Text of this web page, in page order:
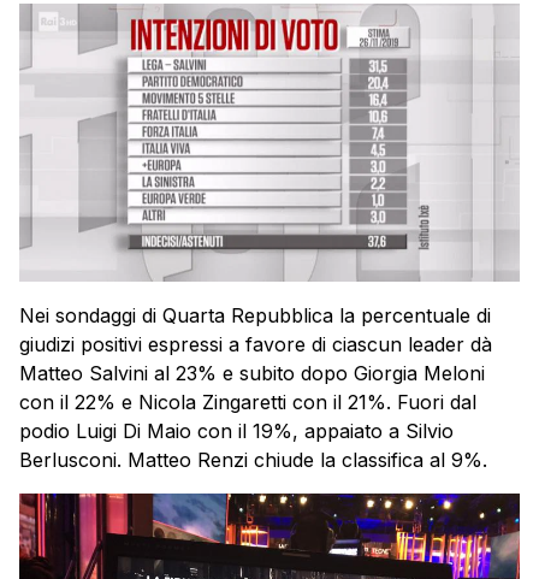
Nei sondaggi di Quarta Repubblica la percentuale di
giudizi positivi espressi a favore di ciascun leader dà
Matteo Salvini al 23% e subito dopo Giorgia Meloni
con il 22% e Nicola Zingaretti con il 21%. Fuori dal
podio Luigi Di Maio con il 19%, appaiato a Silvio
Berlusconi. Matteo Renzi chiude la classifica al 9%.